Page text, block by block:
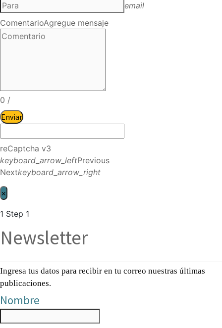
email
ComentarioAgregue mensaje
0 /
Enviar
reCaptcha v3
keyboard_arrow_leftPrevious
Nextkeyboard_arrow_right
×
1 Step 1
Newsletter
Ingresa tus datos para recibir en tu correo nuestras últimas
publicaciones.
Nombre